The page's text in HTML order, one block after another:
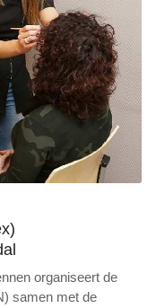
organiseert de
samen met de